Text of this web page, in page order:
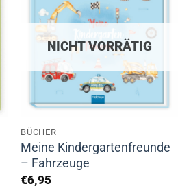
NICHT VORRÄTIG
BÜCHER
Meine Kindergartenfreunde
– Fahrzeuge
€6,95